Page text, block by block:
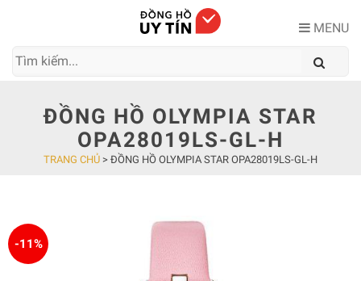
MENU
ĐỒNG HỒ OLYMPIA STAR
OPA28019LS-GL-H
TRANG CHỦ > ĐỒNG HỒ OLYMPIA STAR OPA28019LS-GL-H
-11%